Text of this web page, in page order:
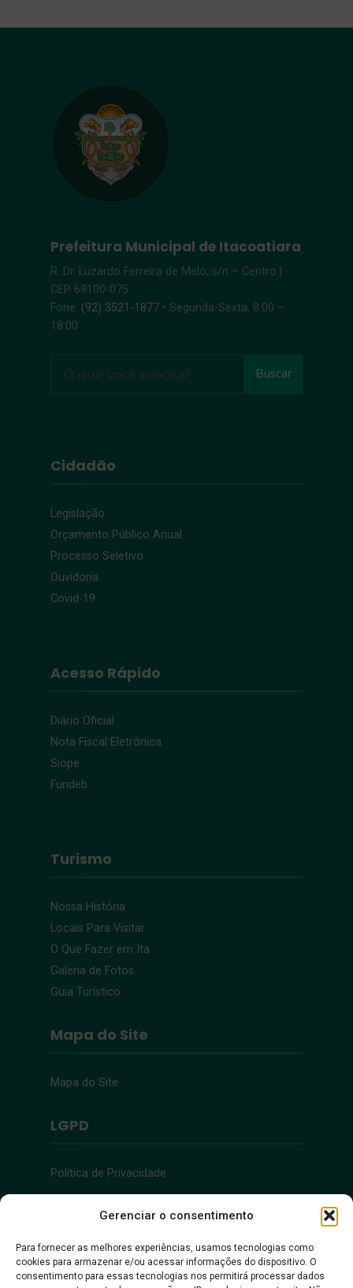
Gerenciar o consentimento
Para fornecer as melhores experiências, usamos tecnologias como
cookies para armazenar e/ou acessar informações do dispositivo. O
consentimento para essas tecnologias nos permitirá processar dados
Prefeitura Municipal de Itacoatiara
R. Dr. Luzardo Ferreira de Melo, s/n – Centro |
CEP 69100-075
Fone: (92) 3521-1877 • Segunda-Sexta, 8:00 –
18:00
Buscar
Cidadão
Legislação
Orçamento Público Anual
Processo Seletivo
Ouvidoria
Covid-19
Acesso Rápido
Diário Oficial
Nota Fiscal Eletrônica
Siope
Fundeb
Turismo
Nossa História
Locais Para Visitar
O Que Fazer em Ita
Galeria de Fotos
Guia Turístico
Mapa do Site
Mapa do Site
LGPD
Política de Privacidade
Acessibilidade
Acessibilidade